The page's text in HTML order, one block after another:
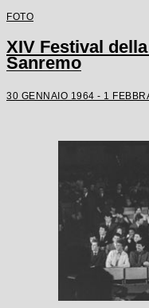
FOTO
XIV Festival
Sanremo
30 GENNAIO 1964 - 1